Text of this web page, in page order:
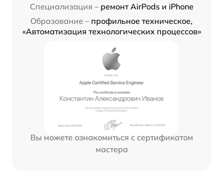
Специализация – ремонт AirPods и iPhone
Образование – профильное техническое,
«Автоматизация технологических процессов»
Вы можете ознакомиться с сертификатом
мастера